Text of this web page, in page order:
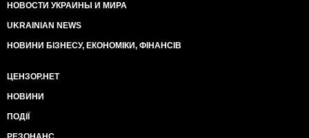
НОВОСТИ УКРАИНЫ И МИРА
UKRAINIAN NEWS
НОВИНИ БІЗНЕСУ, ЕКОНОМІКИ, ФІНАНСІВ
ЦЕНЗОР.НЕТ
НОВИНИ
ПОДІЇ